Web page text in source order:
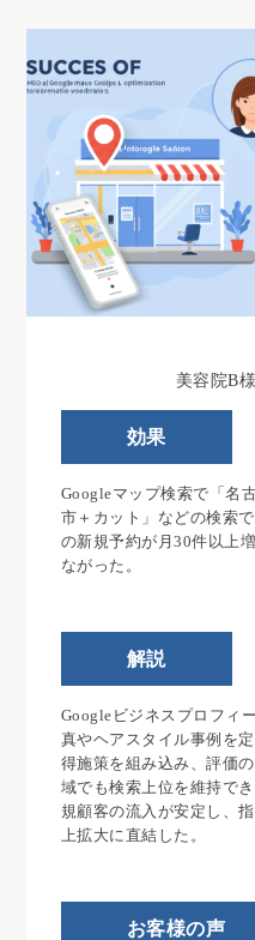
美容院B
効果
Googleマップ検索で「名
市＋カット」などの検索
の新規予約が月30件以上
ながった。
解説
Googleビジネスプロフィ
真やヘアスタイル事例を
得施策を組み込み、評価
域でも検索上位を維持で
規顧客の流入が安定し、
上拡大に直結した。
お客様の声